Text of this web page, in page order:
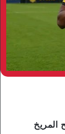
المريخ